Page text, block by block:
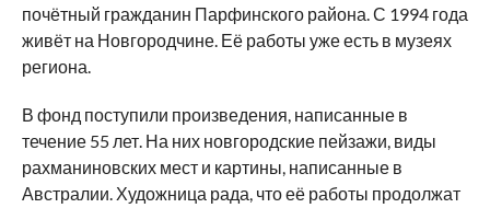
почётный гражданин Парфинского района. С 1994 года
живёт на Новгородчине. Её работы уже есть в музеях
региона.
В фонд поступили произведения, написанные в
течение 55 лет. На них новгородские пейзажи, виды
рахманиновских мест и картины, написанные в
Австралии. Художница рада, что её работы продолжат